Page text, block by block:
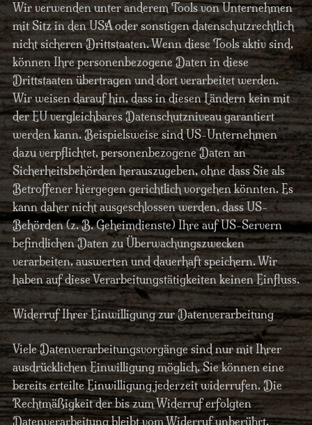
Wir verwenden unter anderem Tools von Unternehmen
mit Sitz in den USA oder sonstigen datenschutzrechtlich
nicht sicheren Drittstaaten. Wenn diese Tools aktiv sind,
können Ihre personenbezogene Daten in diese
Drittstaaten übertragen und dort verarbeitet werden.
Wir weisen darauf hin, dass in diesen Ländern kein mit
der EU vergleichbares Datenschutzniveau garantiert
werden kann. Beispielsweise sind US-Unternehmen
dazu verpflichtet, personenbezogene Daten an
Sicherheitsbehörden herauszugeben, ohne dass Sie als
Betroffener hiergegen gerichtlich vorgehen könnten. Es
kann daher nicht ausgeschlossen werden, dass US-
Behörden (z. B. Geheimdienste) Ihre auf US-Servern
befindlichen Daten zu Überwachungszwecken
verarbeiten, auswerten und dauerhaft speichern. Wir
haben auf diese Verarbeitungstätigkeiten keinen Einfluss.
Widerruf Ihrer Einwilligung zur Datenverarbeitung
Viele Datenverarbeitungsvorgänge sind nur mit Ihrer
ausdrücklichen Einwilligung möglich. Sie können eine
bereits erteilte Einwilligung jederzeit widerrufen. Die
Rechtmäßigkeit der bis zum Widerruf erfolgten
Datenverarbeitung bleibt vom Widerruf unberührt.